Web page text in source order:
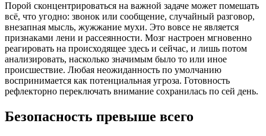
Порой сконцентрироваться на важной задаче может помешать
всё, что угодно: звонок или сообщение, случайный разговор,
внезапная мысль, жужжание мухи. Это вовсе не является
признаками лени и рассеянности. Мозг настроен мгновенно
реагировать на происходящее здесь и сейчас, и лишь потом
анализировать, насколько значимым было то или иное
происшествие. Любая неожиданность по умолчанию
воспринимается как потенциальная угроза. Готовность
рефлекторно переключать внимание сохранилась по сей день.
Безопасность превыше всего